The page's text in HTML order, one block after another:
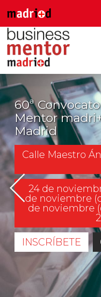
60ª
Mentor
Madrid
Calle Maestro
24 de
de noviembre
de noviembre
INSCRÍBETE